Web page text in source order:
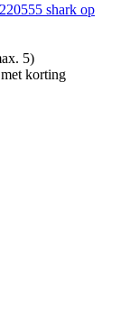
shark op
5)
korting